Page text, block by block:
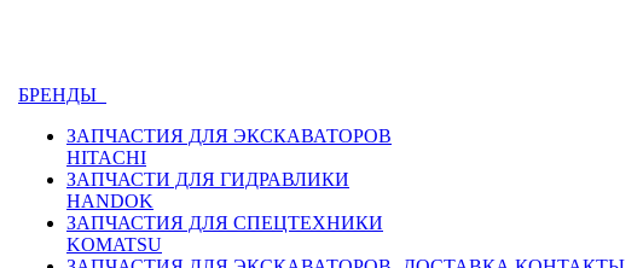
БРЕНДЫ
ЗАПЧАСТИЯ ДЛЯ ЭКСКАВАТОРОВ
HITACHI
ЗАПЧАСТИ ДЛЯ ГИДРАВЛИКИ
HANDOK
ЗАПЧАСТИЯ ДЛЯ СПЕЦТЕХНИКИ
KOMATSU